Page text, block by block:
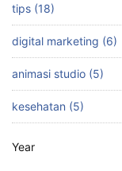
tips (18)
digital marketing (6)
animasi studio (5)
kesehatan (5)
Year